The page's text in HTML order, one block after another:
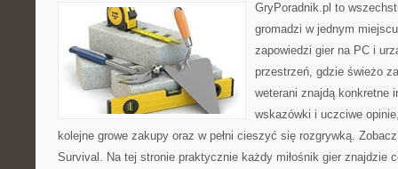
GryPoradnik.pl to
gromadzi w jednym
zapowiedzi gier na PC i
przestrzeń, gdzie świeżo
weterani znajdą konkretne
wskazówki i uczciwe
kolejne growe zakupy oraz w pełni cieszyć się rozgrywką.
Survival. Na tej stronie praktycznie każdy miłośnik gier znajdzie